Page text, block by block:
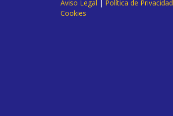
Aviso Legal | Política de Privacidad
Cookies